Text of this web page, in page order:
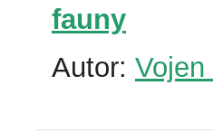
fauny
Autor: